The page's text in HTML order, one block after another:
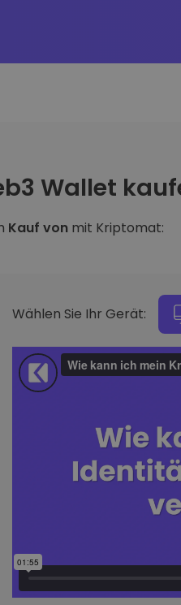
Intelligente
optimale
Wallet
Kauf von mit Kriptomat:
Wählen Sie Ihr Gerät: